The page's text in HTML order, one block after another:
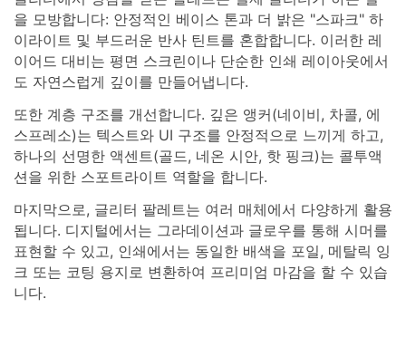
을 모방합니다: 안정적인 베이스 톤과 더 밝은 "스파크" 하
이라이트 및 부드러운 반사 틴트를 혼합합니다. 이러한 레
이어드 대비는 평면 스크린이나 단순한 인쇄 레이아웃에서
도 자연스럽게 깊이를 만들어냅니다.
또한 계층 구조를 개선합니다. 깊은 앵커(네이비, 차콜, 에
스프레소)는 텍스트와 UI 구조를 안정적으로 느끼게 하고,
하나의 선명한 액센트(골드, 네온 시안, 핫 핑크)는 콜투액
션을 위한 스포트라이트 역할을 합니다.
마지막으로, 글리터 팔레트는 여러 매체에서 다양하게 활용
됩니다. 디지털에서는 그라데이션과 글로우를 통해 시머를
표현할 수 있고, 인쇄에서는 동일한 배색을 포일, 메탈릭 잉
크 또는 코팅 용지로 변환하여 프리미엄 마감을 할 수 있습
니다.